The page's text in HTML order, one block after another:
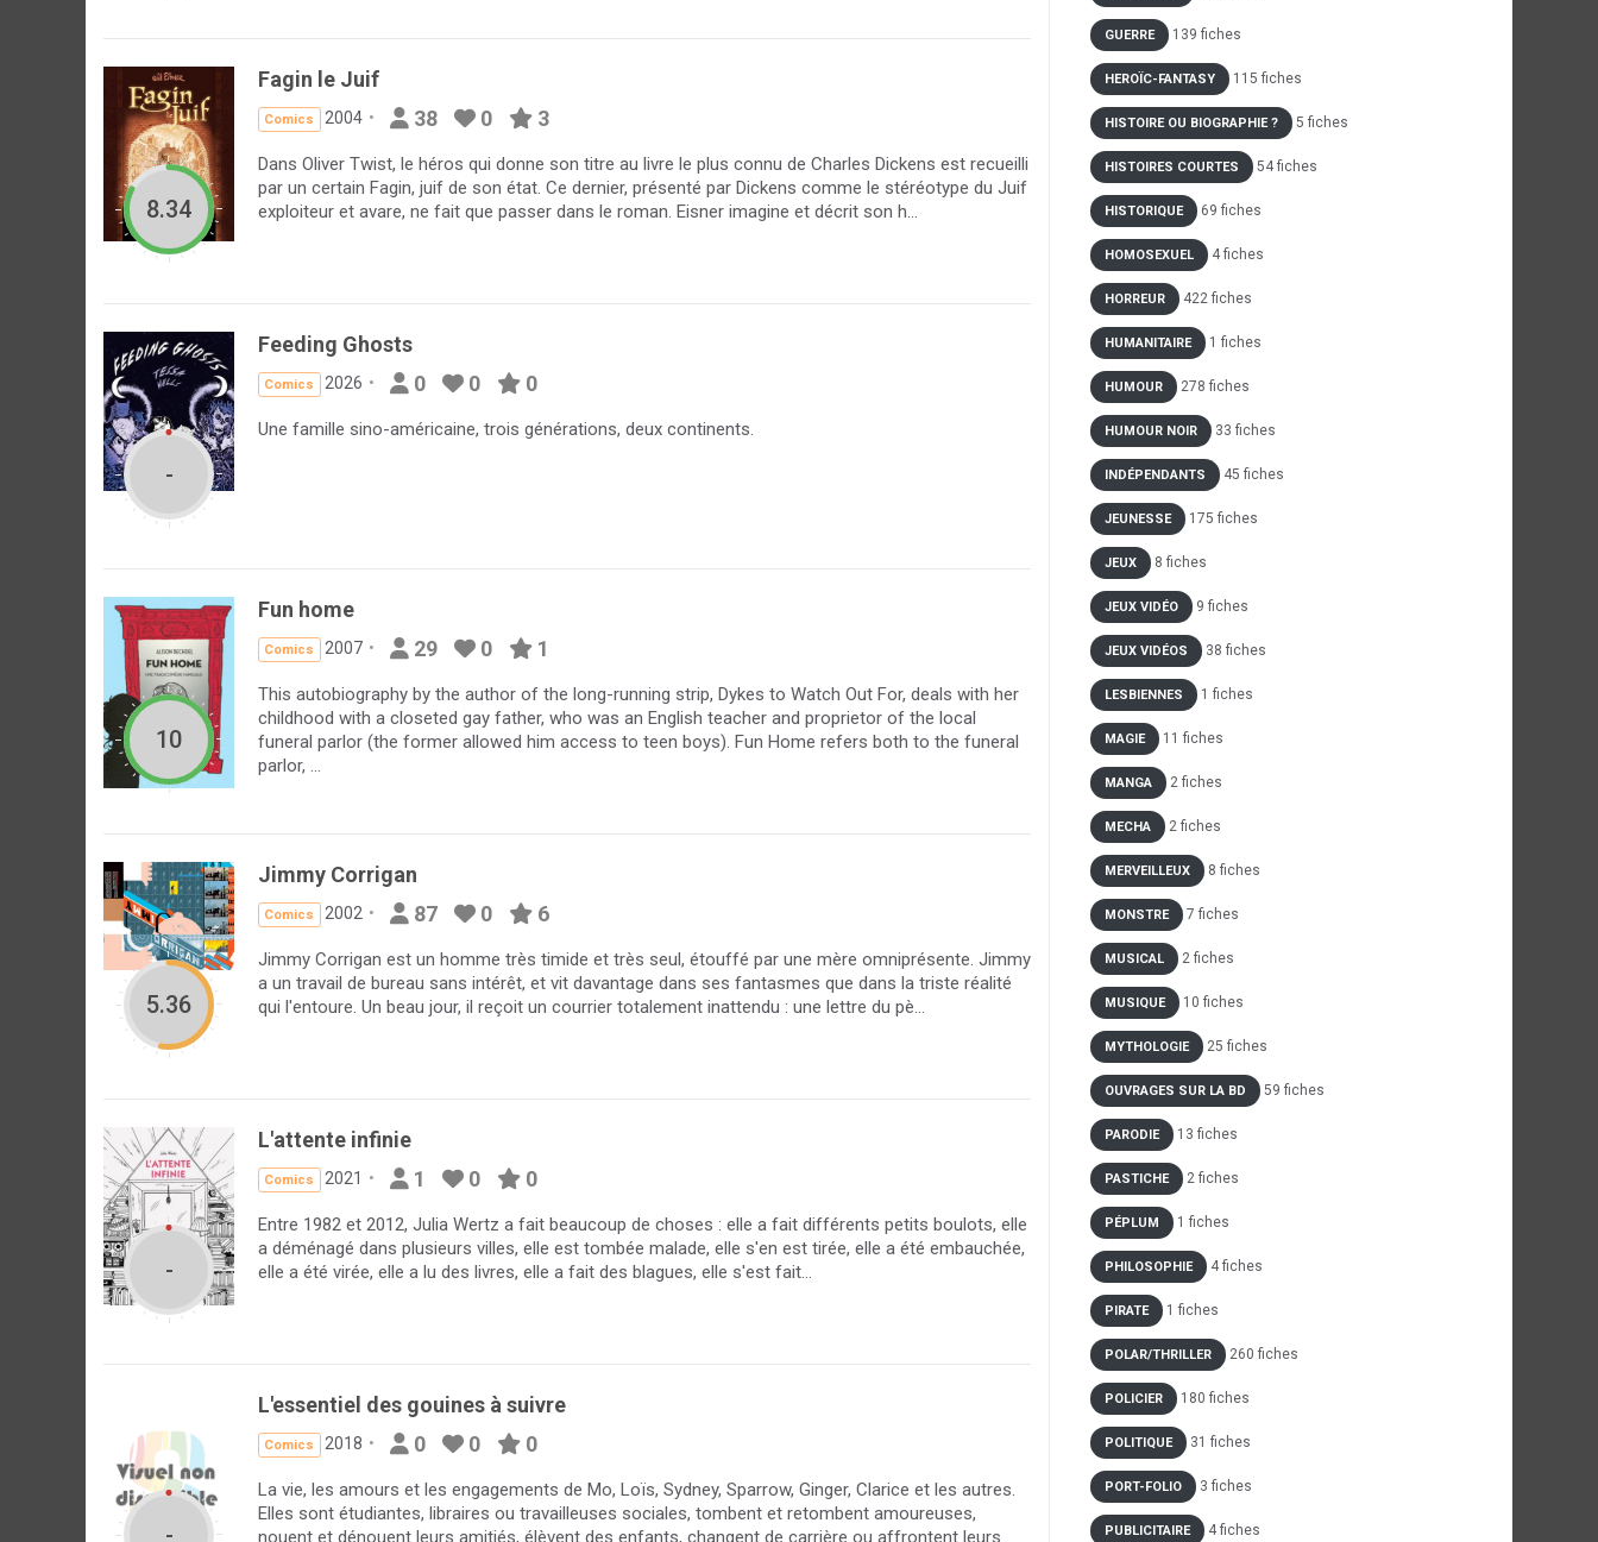
8.34
Fagin le Juif
Comics 2004 38 0 3
Dans Oliver Twist, le héros qui donne son titre au livre le plus connu de Charles Dickens est recueilli
par un certain Fagin, juif de son état. Ce dernier, présenté par Dickens comme le stéréotype du Juif
exploiteur et avare, ne fait que passer dans le roman. Eisner imagine et décrit son h...
-
Feeding Ghosts
Comics 2026 0 0 0
Une famille sino-américaine, trois générations, deux continents.
10
Fun home
Comics 2007 29 0 1
This autobiography by the author of the long-running strip, Dykes to Watch Out For, deals with her
childhood with a closeted gay father, who was an English teacher and proprietor of the local
funeral parlor (the former allowed him access to teen boys). Fun Home refers both to the funeral
parlor, ...
5.36
Jimmy Corrigan
Comics 2002 87 0 6
Jimmy Corrigan est un homme très timide et très seul, étouffé par une mère omniprésente. Jimmy
a un travail de bureau sans intérêt, et vit davantage dans ses fantasmes que dans la triste réalité
qui l'entoure. Un beau jour, il reçoit un courrier totalement inattendu : une lettre du pè...
-
L'attente infinie
Comics 2021 1 0 0
Entre 1982 et 2012, Julia Wertz a fait beaucoup de choses : elle a fait différents petits boulots, elle
a déménagé dans plusieurs villes, elle est tombée malade, elle s'en est tirée, elle a été embauchée,
elle a été virée, elle a lu des livres, elle a fait des blagues, elle s'est fait...
-
L'essentiel des gouines à suivre
Comics 2018 0 0 0
La vie, les amours et les engagements de Mo, Loïs, Sydney, Sparrow, Ginger, Clarice et les autres.
Elles sont étudiantes, libraires ou travailleuses sociales, tombent et retombent amoureuses,
nouent et dénouent leurs amitiés, élèvent des enfants, changent de carrière ou affrontent leurs
GUERRE 139 fiches
HEROÏC-FANTASY 115 fiches
HISTOIRE OU BIOGRAPHIE ? 5 fiches
HISTOIRES COURTES 54 fiches
HISTORIQUE 69 fiches
HOMOSEXUEL 4 fiches
HORREUR 422 fiches
HUMANITAIRE 1 fiches
HUMOUR 278 fiches
HUMOUR NOIR 33 fiches
INDÉPENDANTS 45 fiches
JEUNESSE 175 fiches
JEUX 8 fiches
JEUX VIDÉO 9 fiches
JEUX VIDÉOS 38 fiches
LESBIENNES 1 fiches
MAGIE 11 fiches
MANGA 2 fiches
MECHA 2 fiches
MERVEILLEUX 8 fiches
MONSTRE 7 fiches
MUSICAL 2 fiches
MUSIQUE 10 fiches
MYTHOLOGIE 25 fiches
OUVRAGES SUR LA BD 59 fiches
PARODIE 13 fiches
PASTICHE 2 fiches
PÉPLUM 1 fiches
PHILOSOPHIE 4 fiches
PIRATE 1 fiches
POLAR/THRILLER 260 fiches
POLICIER 180 fiches
POLITIQUE 31 fiches
PORT-FOLIO 3 fiches
PUBLICITAIRE 4 fiches